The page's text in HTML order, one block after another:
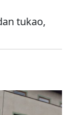
tukao,